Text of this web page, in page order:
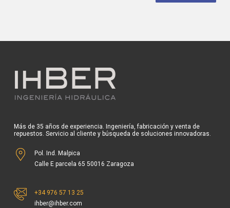
Más de 35 años de experiencia. Ingeniería, fabricación y venta de
repuestos. Servicio al cliente y búsqueda de soluciones innovadoras.
Pol. Ind. Malpica
Calle E parcela 65 50016 Zaragoza
+34 976 57 13 25
ihber@ihber.com